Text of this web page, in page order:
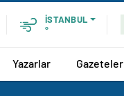
İSTANBUL
°
Yazarlar Gazeteler